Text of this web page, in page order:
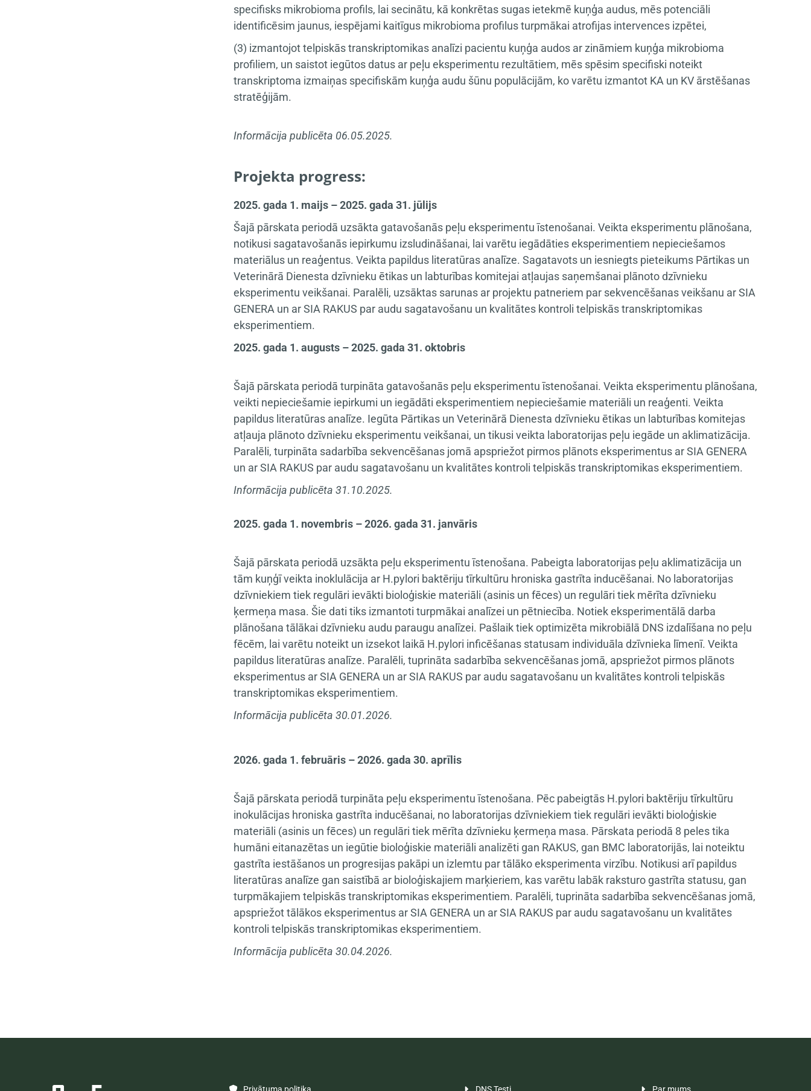
specifisks mikrobioma profils, lai secinātu, kā konkrētas sugas ietekmē kuņģa audus, mēs potenciāli
identificēsim jaunus, iespējami kaitīgus mikrobioma profilus turpmākai atrofijas intervences izpētei,
(3) izmantojot telpiskās transkriptomikas analīzi pacientu kuņģa audos ar zināmiem kuņģa mikrobioma
profiliem, un saistot iegūtos datus ar peļu eksperimentu rezultātiem, mēs spēsim specifiski noteikt
transkriptoma izmaiņas specifiskām kuņģa audu šūnu populācijām, ko varētu izmantot KA un KV ārstēšanas
stratēģijām.
Informācija publicēta 06.05.2025.
Projekta progress:
2025. gada 1. maijs – 2025. gada 31. jūlijs
Šajā pārskata periodā uzsākta gatavošanās peļu eksperimentu īstenošanai. Veikta eksperimentu plānošana,
notikusi sagatavošanās iepirkumu izsludināšanai, lai varētu iegādāties eksperimentiem nepieciešamos
materiālus un reaģentus. Veikta papildus literatūras analīze. Sagatavots un iesniegts pieteikums Pārtikas un
Veterinārā Dienesta dzīvnieku ētikas un labturības komitejai atļaujas saņemšanai plānoto dzīvnieku
eksperimentu veikšanai. Paralēli, uzsāktas sarunas ar projektu patneriem par sekvencēšanas veikšanu ar SIA
GENERA un ar SIA RAKUS par audu sagatavošanu un kvalitātes kontroli telpiskās transkriptomikas
eksperimentiem.
2025. gada 1. augusts – 2025. gada 31. oktobris
Šajā pārskata periodā turpināta gatavošanās peļu eksperimentu īstenošanai. Veikta eksperimentu plānošana,
veikti nepieciešamie iepirkumi un iegādāti eksperimentiem nepieciešamie materiāli un reaģenti. Veikta
papildus literatūras analīze. Iegūta Pārtikas un Veterinārā Dienesta dzīvnieku ētikas un labturības komitejas
atļauja plānoto dzīvnieku eksperimentu veikšanai, un tikusi veikta laboratorijas peļu iegāde un aklimatizācija.
Paralēli, turpināta sadarbība sekvencēšanas jomā apspriežot pirmos plānots eksperimentus ar SIA GENERA
un ar SIA RAKUS par audu sagatavošanu un kvalitātes kontroli telpiskās transkriptomikas eksperimentiem.
Informācija publicēta 31.10.2025.
2025. gada 1. novembris – 2026. gada 31. janvāris
Šajā pārskata periodā uzsākta peļu eksperimentu īstenošana. Pabeigta laboratorijas peļu aklimatizācija un
tām kuņģī veikta inoklulācija ar H.pylori baktēriju tīrkultūru hroniska gastrīta inducēšanai. No laboratorijas
dzīvniekiem tiek regulāri ievākti bioloģiskie materiāli (asinis un fēces) un regulāri tiek mērīta dzīvnieku
ķermeņa masa. Šie dati tiks izmantoti turpmākai analīzei un pētniecība. Notiek eksperimentālā darba
plānošana tālākai dzīvnieku audu paraugu analīzei. Pašlaik tiek optimizēta mikrobiālā DNS izdalīšana no peļu
fēcēm, lai varētu noteikt un izsekot laikā H.pylori inficēšanas statusam individuāla dzīvnieka līmenī. Veikta
papildus literatūras analīze. Paralēli, tuprināta sadarbība sekvencēšanas jomā, apspriežot pirmos plānots
eksperimentus ar SIA GENERA un ar SIA RAKUS par audu sagatavošanu un kvalitātes kontroli telpiskās
transkriptomikas eksperimentiem.
Informācija publicēta 30.01.2026.
2026. gada 1. februāris – 2026. gada 30. aprīlis
Šajā pārskata periodā turpināta peļu eksperimentu īstenošana. Pēc pabeigtās H.pylori baktēriju tīrkultūru
inokulācijas hroniska gastrīta inducēšanai, no laboratorijas dzīvniekiem tiek regulāri ievākti bioloģiskie
materiāli (asinis un fēces) un regulāri tiek mērīta dzīvnieku ķermeņa masa. Pārskata periodā 8 peles tika
humāni eitanazētas un iegūtie bioloģiskie materiāli analizēti gan RAKUS, gan BMC laboratorijās, lai noteiktu
gastrīta iestāšanos un progresijas pakāpi un izlemtu par tālāko eksperimenta virzību. Notikusi arī papildus
literatūras analīze gan saistībā ar bioloģiskajiem marķieriem, kas varētu labāk raksturo gastrīta statusu, gan
turpmākajiem telpiskās transkriptomikas eksperimentiem. Paralēli, tuprināta sadarbība sekvencēšanas jomā,
apspriežot tālākos eksperimentus ar SIA GENERA un ar SIA RAKUS par audu sagatavošanu un kvalitātes
kontroli telpiskās transkriptomikas eksperimentiem.
Informācija publicēta 30.04.2026.
Privātuma politika  DNS Testi Par mums